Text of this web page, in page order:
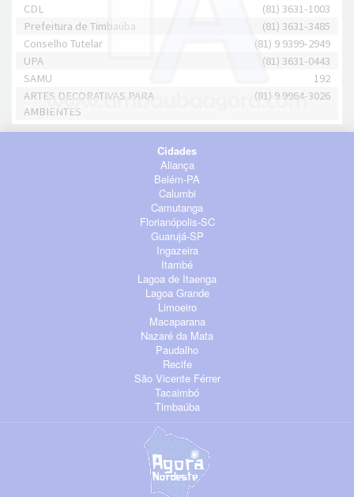
CDL
(81) 3631-1003
Prefeitura de Timbaúba
(81) 3631-3485
Conselho Tutelar
(81) 9 9399-2949
UPA
(81) 3631-0443
SAMU
192
ARTES DECORATIVAS PARA
AMBIENTES
(81) 9 9964-3026
Cidades
Aliança
Belém-PA
Calumbi
Camutanga
Florianópolis-SC
Guarujá-SP
Ingazeira
Itambé
Lagoa de Itaenga
Lagoa Grande
Limoeiro
Macaparana
Nazaré da Mata
Paudalho
Recife
São Vicente Férrer
Tacaimbó
Timbaúba